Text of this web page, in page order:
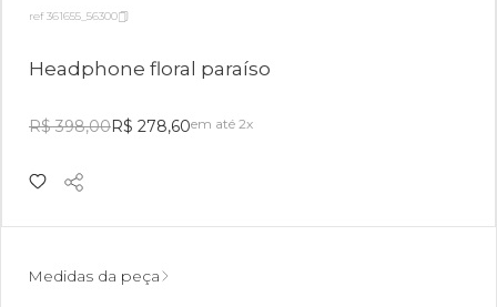
ref 361655_56300
Headphone floral paraíso
R$ 398,00R$ 278,60em até 2x
Medidas da peça